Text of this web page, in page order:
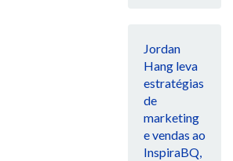
Jordan
Hang leva
estratégias
de
marketing
e vendas ao
InspiraBQ,